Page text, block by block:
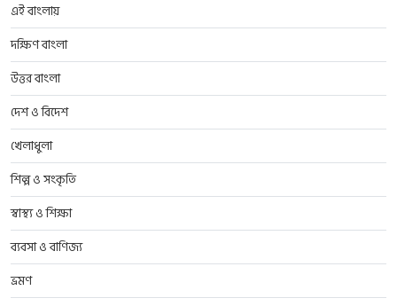
এই বাংলায়
দক্ষিণ বাংলা
উত্তর বাংলা
দেশ ও বিদেশ
খেলাধুলা
শিল্প ও সংকৃতি
স্বাস্থ্য ও শিক্ষা
ব্যবসা ও বাণিজ্য
ভ্রমণ